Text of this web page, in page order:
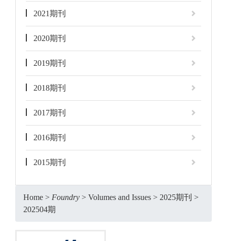
2021期刊
2020期刊
2019期刊
2018期刊
2017期刊
2016期刊
2015期刊
Home > Foundry > Volumes and Issues > 2025期刊 >
202504期